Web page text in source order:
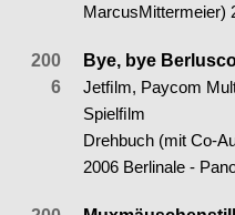
MarcusMittermeier)
200
6
Bye, bye
Jetﬁlm, Paycom
Spielﬁlm
Drehbuch (mit Co-
2006 Berlinale -